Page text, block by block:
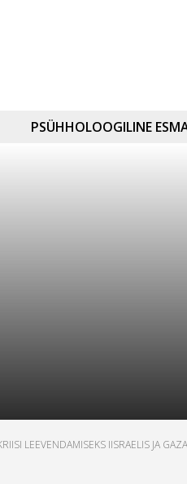
PSÜHHOLOOGILINE
LEEVENDAMISEKS IISRAELIS JA